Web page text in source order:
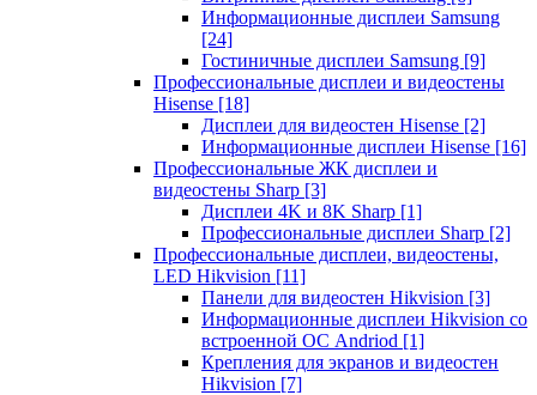
Информационные дисплеи Samsung
[24]
Гостиничные дисплеи Samsung [9]
Профессиональные дисплеи и видеостены
Hisense [18]
Дисплеи для видеостен Hisense [2]
Информационные дисплеи Hisense [16]
Профессиональные ЖК дисплеи и
видеостены Sharp [3]
Дисплеи 4K и 8K Sharp [1]
Профессиональные дисплеи Sharp [2]
Профессиональные дисплеи, видеостены,
LED Hikvision [11]
Панели для видеостен Hikvision [3]
Информационные дисплеи Hikvision со
встроенной ОС Andriod [1]
Крепления для экранов и видеостен
Hikvision [7]